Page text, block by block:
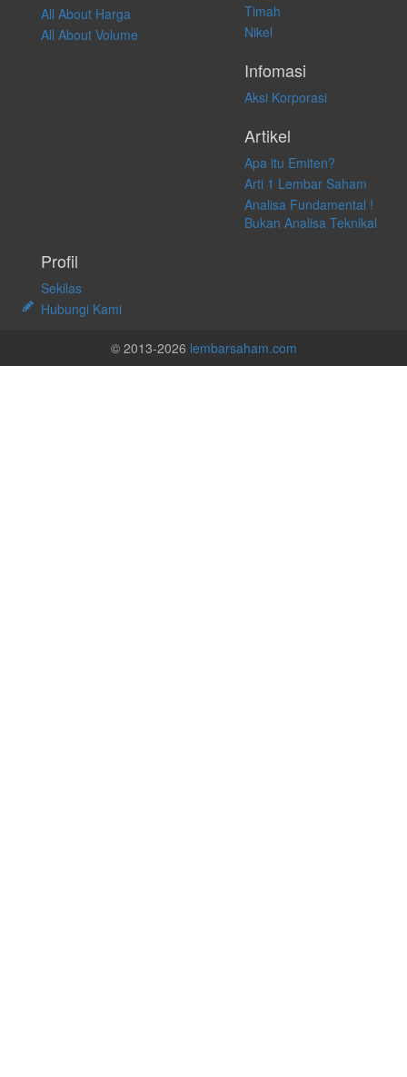
All About Harga
All About Volume
Timah
Nikel
Infomasi
Aksi Korporasi
Artikel
Apa itu Emiten?
Arti 1 Lembar Saham
Analisa Fundamental !
Bukan Analisa Teknikal
Profil
Sekilas
Hubungi Kami
© 2013-2026 lembarsaham.com